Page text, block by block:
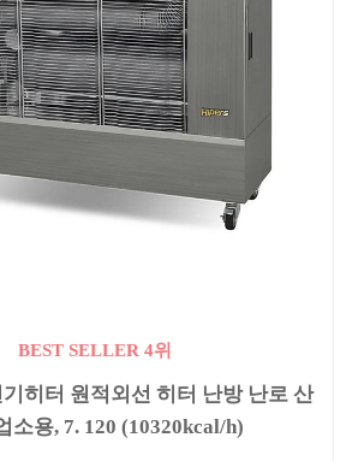
BEST SELLER 4위
히터 원적외선 히터 난방 난로 산
소용, 7. 120 (10320kcal/h)